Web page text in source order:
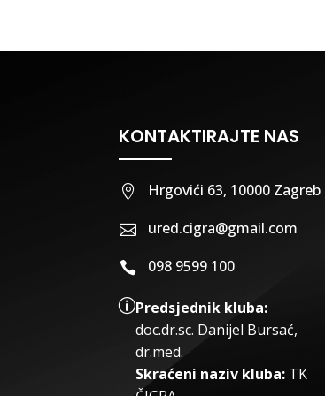
KONTAKTIRAJTE NAS
 Hrgovići 63, 10000 Zagreb
 ured.cigra@gmail.com
 098 9599 100
pPredsjednik kluba:
doc.dr.sc. Danijel Bursać,
dr.med.
Skraćeni naziv kluba: TK